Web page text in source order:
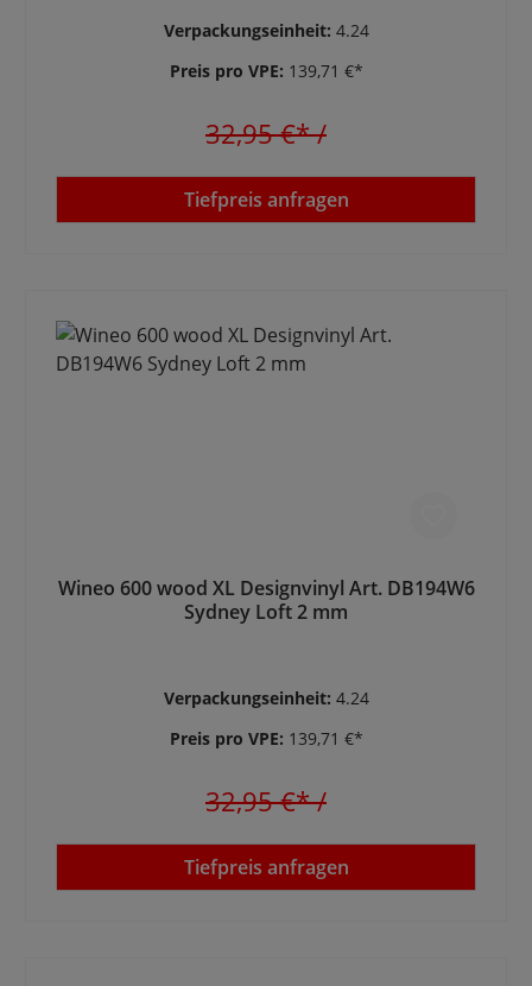
Verpackungseinheit: 4.24
Preis pro VPE: 139,71 €*
32,95 €*/
Tiefpreis anfragen
Wineo 600 wood XL Designvinyl Art. DB194W6
Sydney Loft 2 mm
Verpackungseinheit: 4.24
Preis pro VPE: 139,71 €*
32,95 €*/
Tiefpreis anfragen